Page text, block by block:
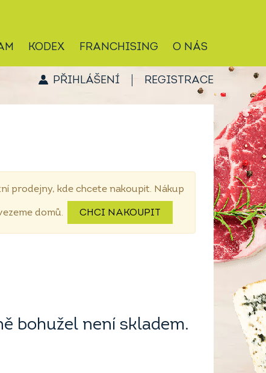
KODEX FRANCHISING O NÁS
PŘIHLÁŠENÍ REGISTRACE
prodejny, kde chcete nakoupit. Nákup
domů. CHCI NAKOUPIT
bohužel není skladem.